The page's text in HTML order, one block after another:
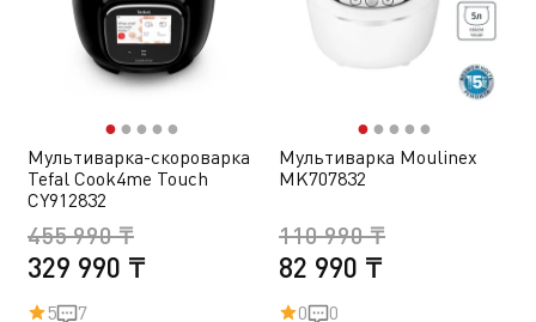
●● ● ● ●
Мультиварка-скороварка
Tefal Cook4me Touch
CY912832
329 990 ₸
455 990 ₸
5 7
●● ● ● ●
Мультиварка Moulinex
MK707832
82 990 ₸
110 990 ₸
0 0